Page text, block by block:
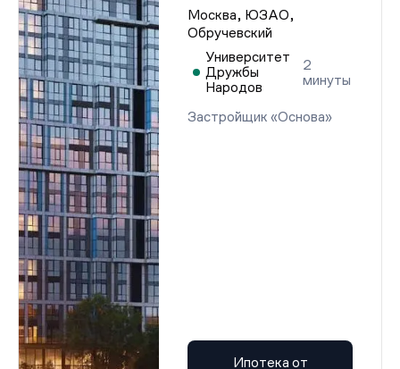
Москва, ЮЗАО,
Обручевский
Университет
Дружбы
Народов
2
минуты
Застройщик «Основа»
Ипотека от